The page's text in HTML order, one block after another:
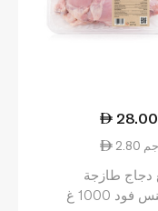
28.00
دجاج طازجة
1000 غ